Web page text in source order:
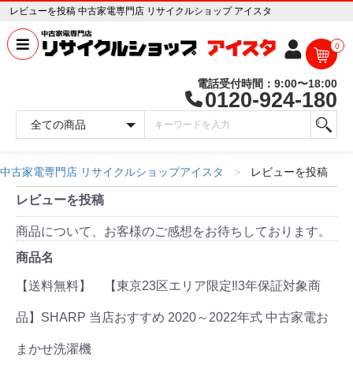
レビューを投稿 中古家電専門店 リサイクルショップ アイスタ
0
電話受付時間：9:00〜18:00
0120-924-180
中古家電専門店 リサイクルショップアイスタ レビューを投稿
レビューを投稿
商品について、お客様のご感想をお待ちしております。
商品名
【送料無料】 【東京23区エリア限定‼3年保証対象商
品】SHARP 当店おすすめ 2020～2022年式 中古家電お
まかせ洗濯機